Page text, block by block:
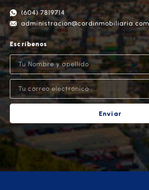
(604) 7819714
administracion@cordinmobiliaria.com
Escríbenos
Enviar